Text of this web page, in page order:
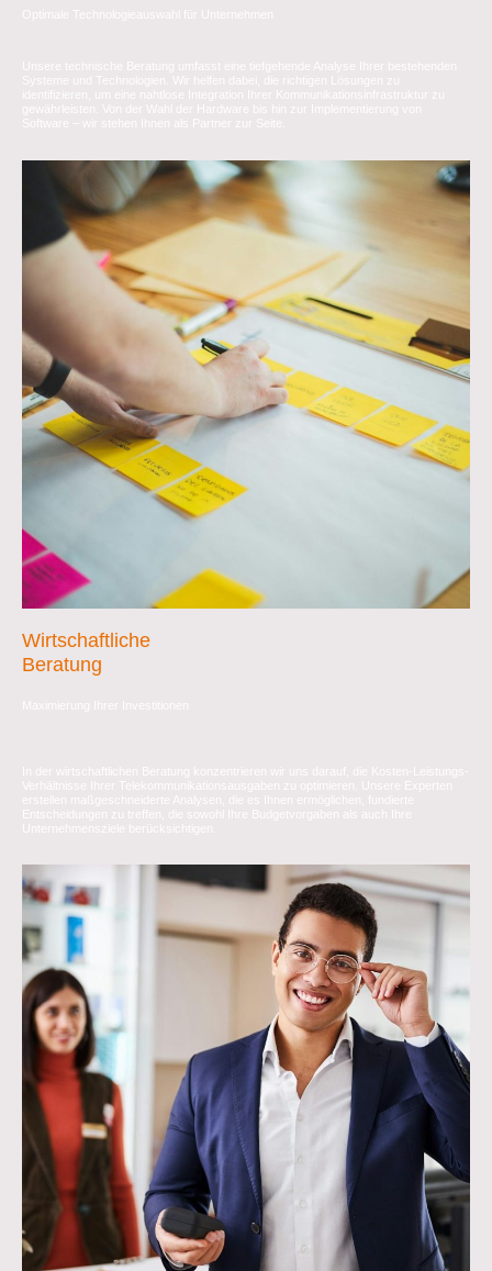
Optimale Technologieauswahl für Unternehmen
Unsere technische Beratung umfasst eine tiefgehende Analyse Ihrer bestehenden
Wirtschaftliche
Beratung
Maximierung Ihrer Investitionen
I n der wirtschaftlichen Beratung konzentrieren wir uns darauf, die Kosten-Leistungs-
Verhältnisse Ihrer Telekommunikationsausgaben zu optimieren. Unsere Experten
erstellen maßgeschneiderte Analysen, die es Ihnen ermöglichen, fundierte
Entscheidungen zu treffen, die sowohl Ihre Budgetvorgaben als auch Ihre
Unternehmensziele berücksichtigen.